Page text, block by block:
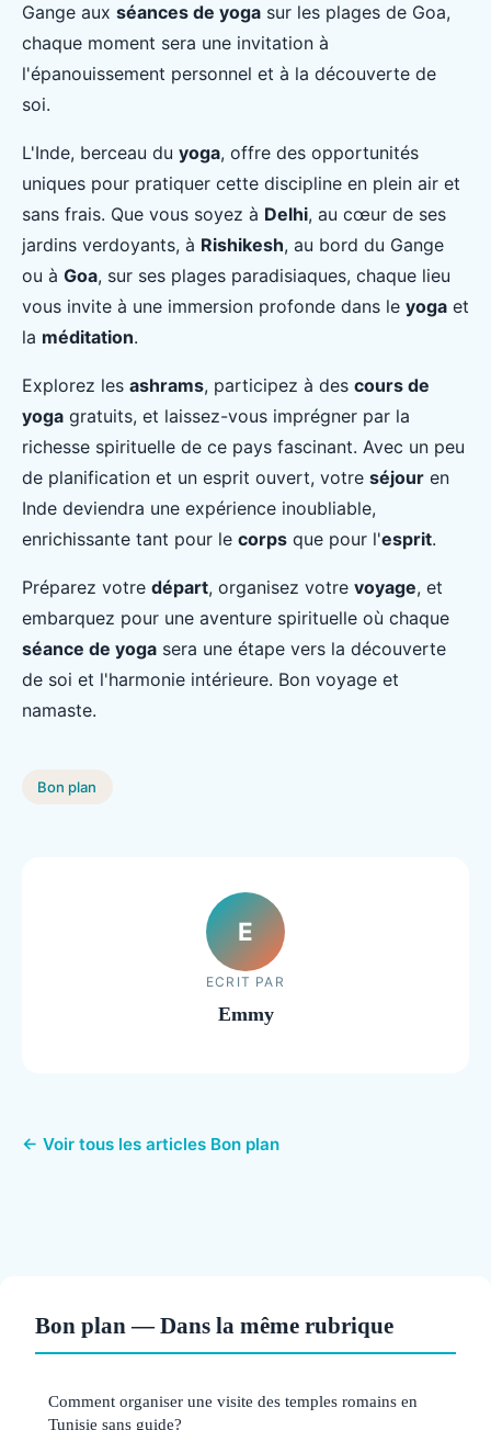
Gange aux séances de yoga sur les plages de Goa,
chaque moment sera une invitation à
l'épanouissement personnel et à la découverte de
soi.
L'Inde, berceau du yoga, offre des opportunités
uniques pour pratiquer cette discipline en plein air et
sans frais. Que vous soyez à Delhi, au cœur de ses
jardins verdoyants, à Rishikesh, au bord du Gange
ou à Goa, sur ses plages paradisiaques, chaque lieu
vous invite à une immersion profonde dans le yoga et
la méditation.
Explorez les ashrams, participez à des cours de
yoga gratuits, et laissez-vous imprégner par la
richesse spirituelle de ce pays fascinant. Avec un peu
de planification et un esprit ouvert, votre séjour en
Inde deviendra une expérience inoubliable,
enrichissante tant pour le corps que pour l'esprit.
Préparez votre départ, organisez votre voyage, et
embarquez pour une aventure spirituelle où chaque
séance de yoga sera une étape vers la découverte
de soi et l'harmonie intérieure. Bon voyage et
namaste.
Bon plan
E
ECRIT PAR
Emmy
← Voir tous les articles Bon plan
Bon plan — Dans la même rubrique
Comment organiser une visite des temples romains en
Tunisie sans guide?